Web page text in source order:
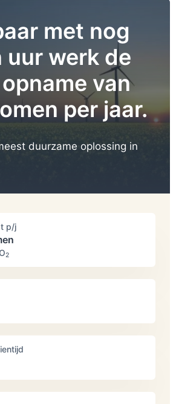
met nog
uur werk de
van
per jaar.
duurzame oplossing in
p/j
2